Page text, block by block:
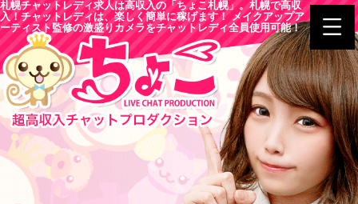
札幌チャットレディ求人は高収入の「ちょこ札幌」。札幌で高収
入！チャットレディは、楽しく簡単に稼げます！ メイクアップア
ーティスト監修の激盛りカメラをチャットレディ全員使用可能！